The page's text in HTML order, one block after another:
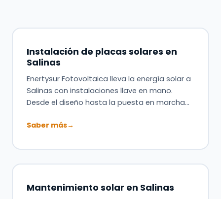
Instalación de placas solares en
Salinas
Enertysur Fotovoltaica lleva la energía solar a
Salinas con instalaciones llave en mano.
Desde el diseño hasta la puesta en marcha…
Saber más→
Mantenimiento solar en Salinas